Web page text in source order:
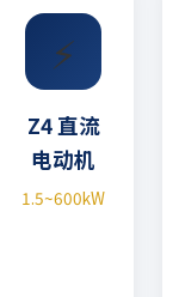
⚡
Z4 直流
电动机
1.5~600kW